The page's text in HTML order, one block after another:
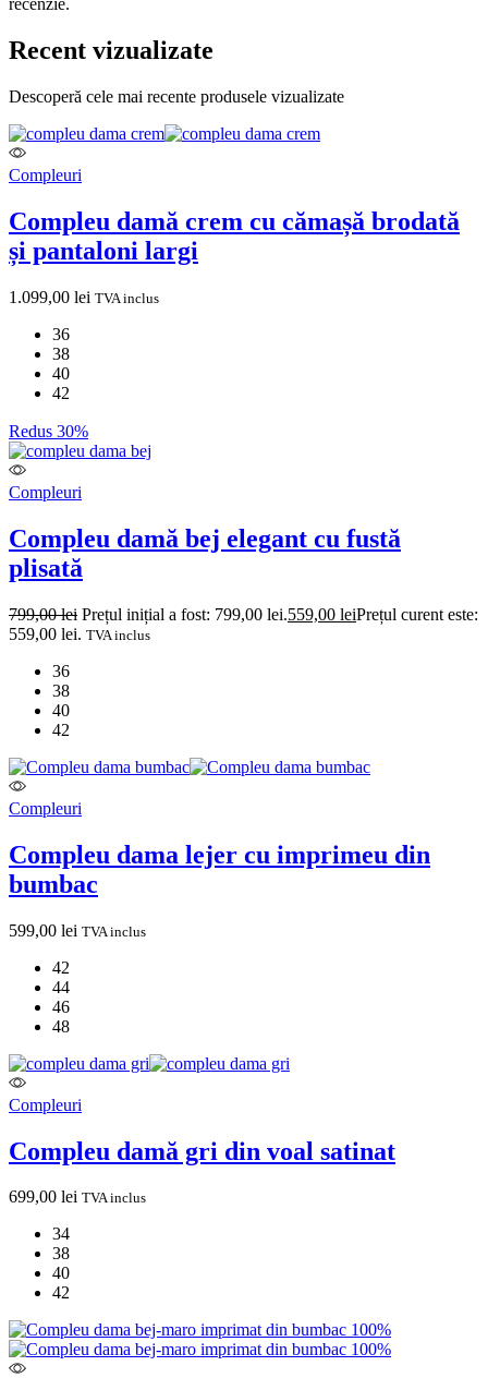
recenzie.
Recent vizualizate
Descoperă cele mai recente produsele vizualizate
Compleuri
Compleu damă crem cu cămașă brodată
și pantaloni largi
1.099,00 lei TVA inclus
36
38
40
42
Redus 30%
Compleuri
Compleu damă bej elegant cu fustă
plisată
799,00lei Prețul inițial a fost: 799,00 lei.559,00 leiPrețul curent este:
559,00 lei. TVA inclus
36
38
40
42
Compleuri
Compleu dama lejer cu imprimeu din
bumbac
599,00 lei TVA inclus
42
44
46
48
Compleuri
Compleu damă gri din voal satinat
699,00 lei TVA inclus
34
38
40
42